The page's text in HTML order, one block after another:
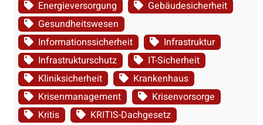
Energieversorgung
Gebäudesicherheit
Gesundheitswesen
Informationssicherheit
Infrastruktur
Infrastrukturschutz
IT-Sicherheit
Kliniksicherheit
Krankenhaus
Krisenmanagement
Krisenvorsorge
Kritis
KRITIS-Dachgesetz